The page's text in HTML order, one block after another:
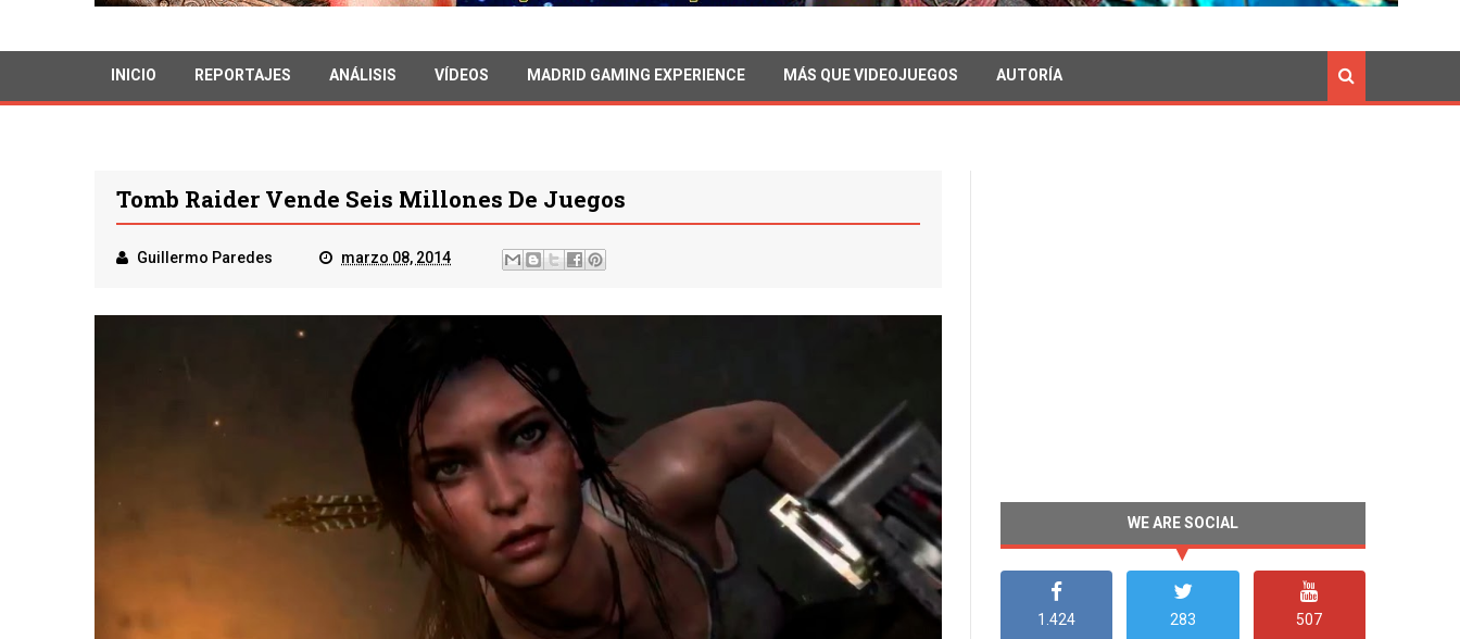
INICIO REPORTAJES ANÁLISIS VÍDEOS MADRID GAMING EXPERIENCE MÁS QUE VIDEOJUEGOS AUTORÍA
Tomb Raider Vende Seis Millones De Juegos
Guillermo Paredes marzo 08, 2014
WE ARE SOCIAL
1.424 283 507